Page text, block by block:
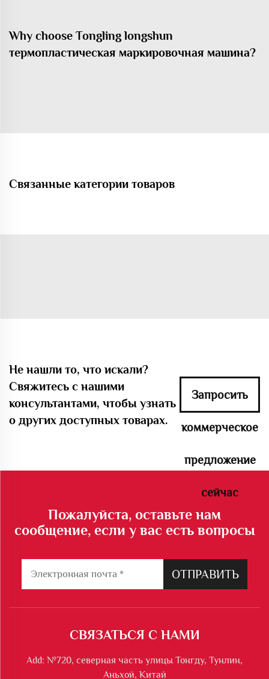
Why choose Tongling longshun
термопластическая маркировочная машина?
Связанные категории товаров
Не нашли то, что искали?
Свяжитесь с нашими
консультантами, чтобы узнать
о других доступных товарах.
Запросить
коммерческое
предложение
сейчас
Пожалуйста, оставьте нам
сообщение, если у вас есть вопросы
ОТПРАВИТЬ
СВЯЗАТЬСЯ С НАМИ
Add: №720, северная часть улицы Тонгду, Тунлин,
Аньхой, Китай